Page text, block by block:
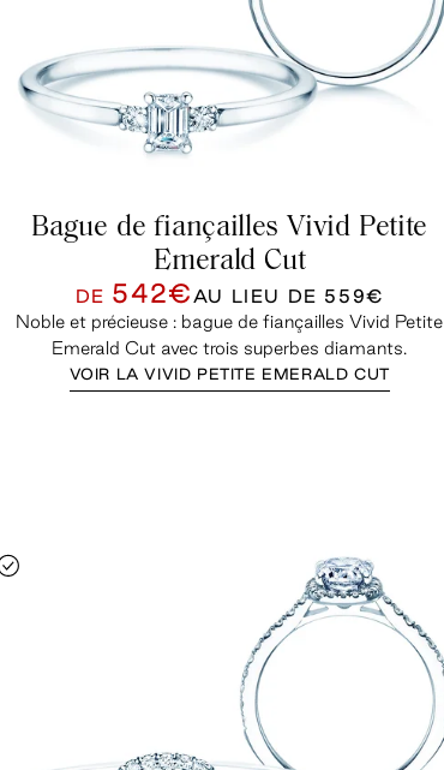
Bague de fiançailles Vivid Petite
Emerald Cut
DE 542€ AU LIEU DE 559€
Noble et précieuse : bague de fiançailles Vivid Petite
Emerald Cut avec trois superbes diamants.
VOIR LA VIVID PETITE EMERALD CUT